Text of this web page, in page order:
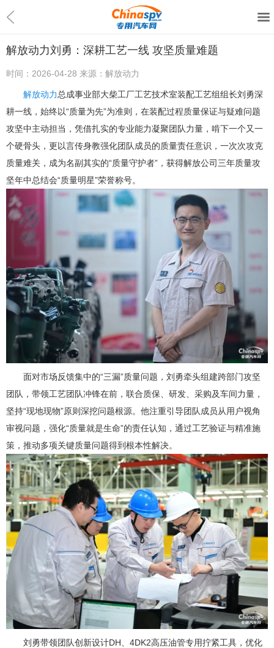
解放动力刘勇：深耕工艺一线 攻坚质量难题
时间： 2026-04-28 来源： 解放动力
解放动力总成事业部大柴工厂工艺技术室装配工艺组组长刘勇深
耕一线，始终以“质量为先”为准则，在装配过程质量保证与疑难问题
攻坚中主动担当，凭借扎实的专业能力凝聚团队力量，啃下一个又一
个硬骨头，更以言传身教强化团队成员的质量责任意识，一次次攻克
质量难关，成为名副其实的“质量守护者”，获得解放公司三年质量攻
坚年中总结会“质量明星”荣誉称号。
面对市场反馈集中的“三漏”质量问题，刘勇牵头组建跨部门攻坚
团队，带领工艺团队冲锋在前，联合质保、研发、采购及车间力量，
坚持“现地现物”原则深挖问题根源。他注重引导团队成员从用户视角
审视问题，强化“质量就是生命”的责任认知，通过工艺验证与精准施
策，推动多项关键质量问题得到根本性解决。
刘勇带领团队创新设计DH、4DK2高压油管专用拧紧工具，优化